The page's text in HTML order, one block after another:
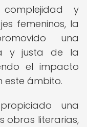
y
femeninos, la
una
y justa de la
el impacto
este ámbito.
una
obras literarias,